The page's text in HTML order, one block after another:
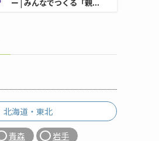
ー | みんなでつくる「親...
北海道・東北
青森
岩手